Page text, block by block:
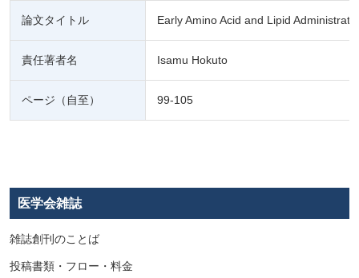
論文タイトル Early Amino Acid and Lipid
責任著者名 Isamu Hokuto
ページ（自至） 99-105
医学会雑誌
雑誌創刊のことば
投稿書類・フロー・料金